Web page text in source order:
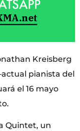
Kreisberg
pianista del
el 16 mayo
Quintet, un